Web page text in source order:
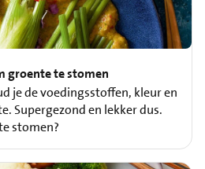
groente te stomen
je de voedingsstoffen, kleur en
Supergezond en lekker dus.
stomen?